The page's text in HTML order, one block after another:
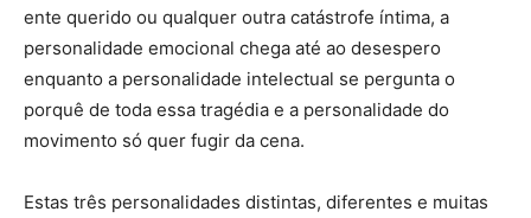
ente querido ou qualquer outra catástrofe íntima, a
personalidade emocional chega até ao desespero
enquanto a personalidade intelectual se pergunta o
porquê de toda essa tragédia e a personalidade do
movimento só quer fugir da cena.
Estas três personalidades distintas, diferentes e muitas